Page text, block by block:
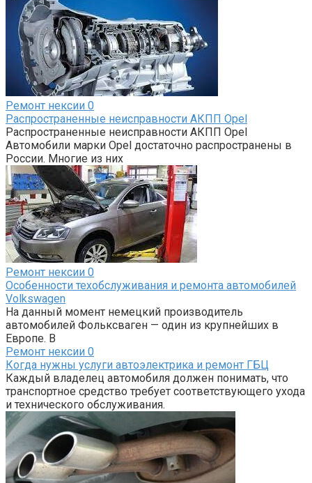
Ремонт нексии 0
Распространенные неисправности АКПП Opel
Распространенные неисправности АКПП Opel
Автомобили марки Opel достаточно распространены в
России. Многие из них
Ремонт нексии 0
Особенности техобслуживания и ремонта автомобилей
Volkswagen
На данный момент немецкий производитель
автомобилей Фольксваген — один из крупнейших в
Европе. В
Ремонт нексии 0
Когда нужны услуги автоэлектрика и ремонт ГБЦ
Каждый владелец автомобиля должен понимать, что
транспортное средство требует соответствующего ухода
и технического обслуживания.